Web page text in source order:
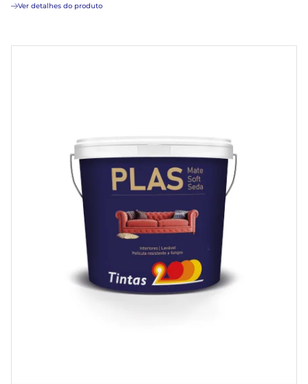
Ver detalhes do produto